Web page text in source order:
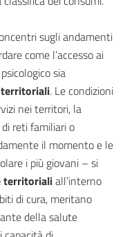
sugli andamenti
come l’accesso ai
sia
. Le condizioni
nei territori, la
reti familiari o
il momento e le
i più giovani – si
territorialiall’interno
di cura, meritano
della salute